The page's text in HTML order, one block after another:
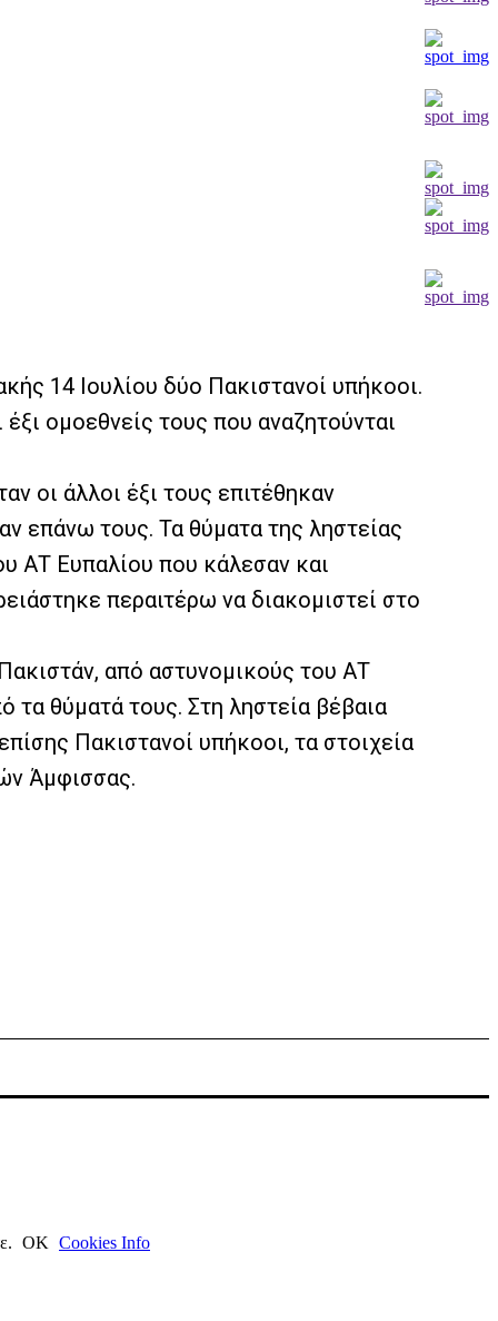
14 Ιουλίου δύο Πακιστανοί υπήκοοι.
ομοεθνείς τους που αναζητούνται
οι άλλοι έξι τους επιτέθηκαν
επάνω τους. Τα θύματα της ληστείας
ΑΤ Ευπαλίου που κάλεσαν και
περαιτέρω να διακομιστεί στο
από αστυνομικούς του ΑΤ
θύματά τους. Στη ληστεία βέβαια
Πακιστανοί υπήκοοι, τα στοιχεία
Άμφισσας.
ΟΚ Cookies Info